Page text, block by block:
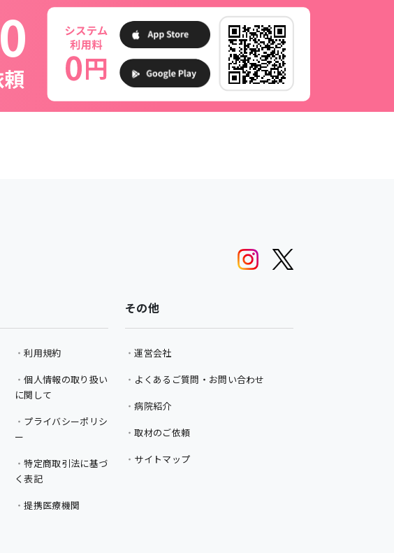
0
利用規約
個人情報の取り扱い
に関して
プライバシーポリシ
ー
特定商取引法に基づ
く表記
提携医療機関
その他
運営会社
よくあるご質問・お問い合わせ
病院紹介
取材のご依頼
サイトマップ